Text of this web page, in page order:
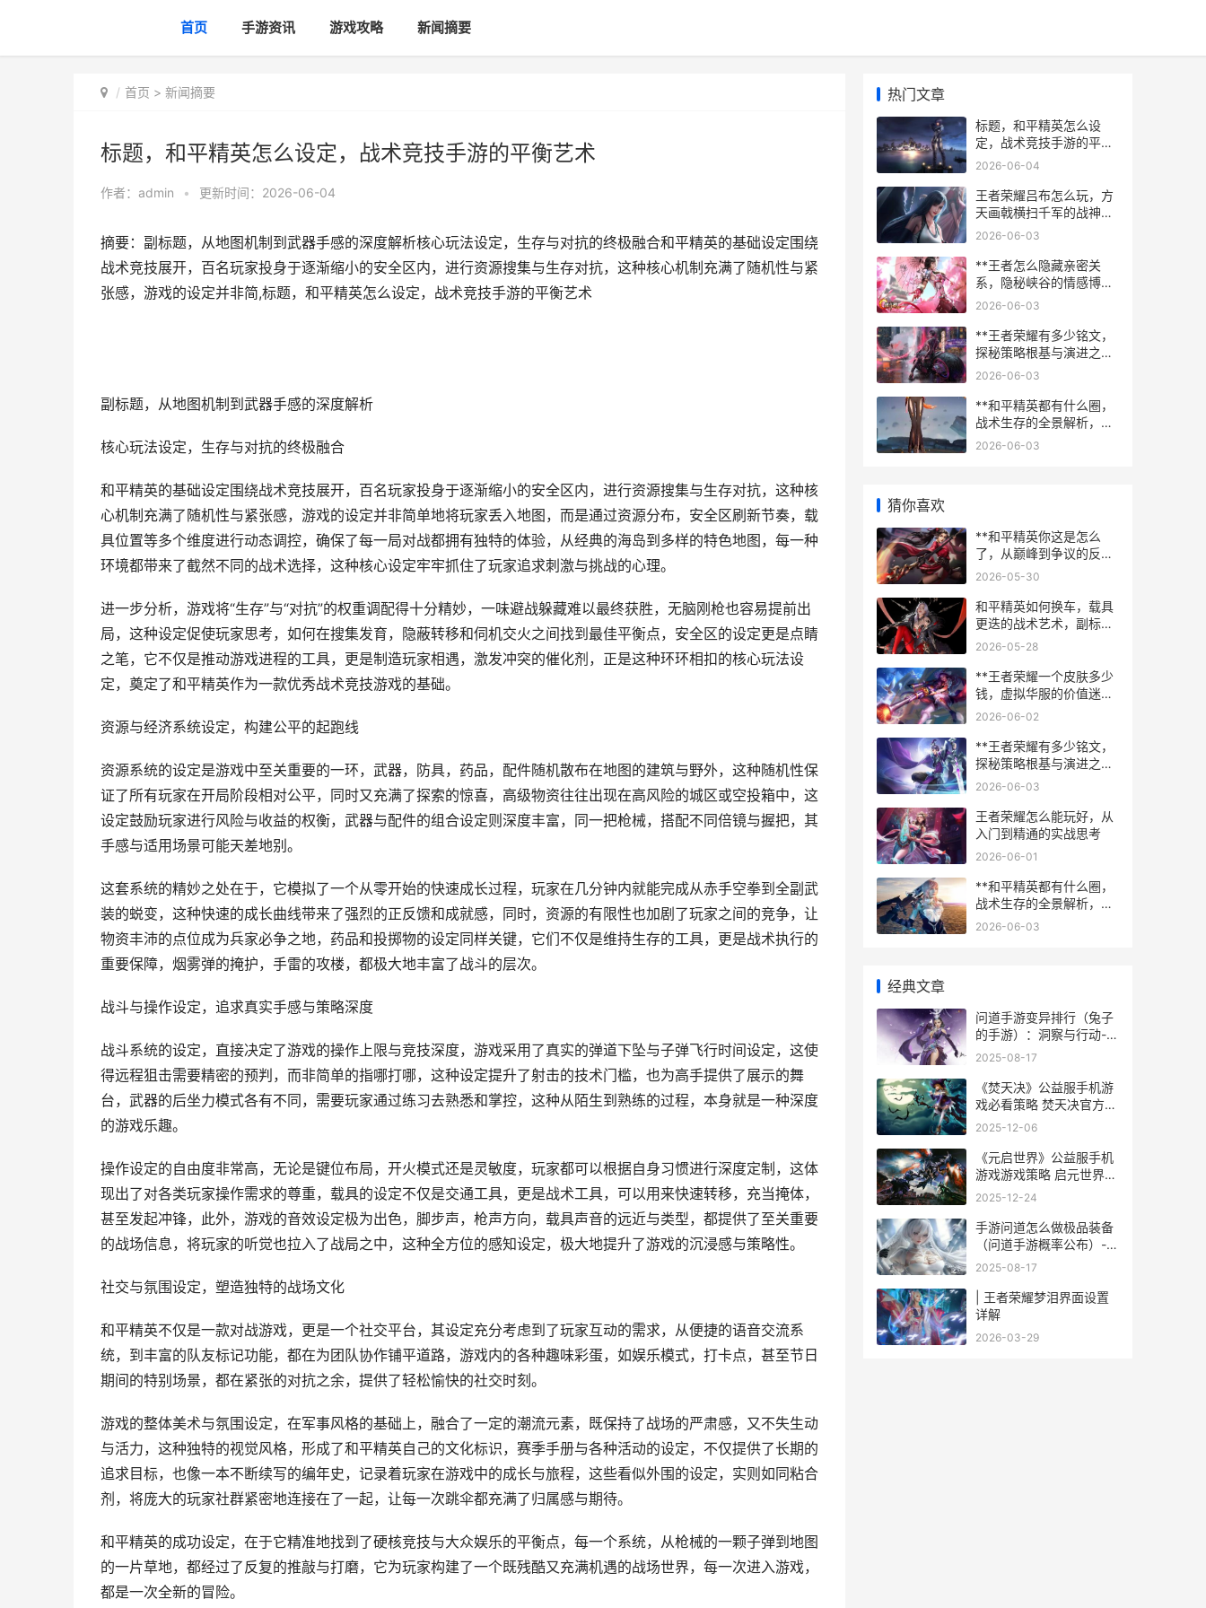
首页 手游资讯 游戏攻略 新闻摘要
首页 > 新闻摘要
标题，和平精英怎么设定，战术竞技手游的平衡艺术
作者： admin • 更新时间：2026-06-04
摘要：副标题，从地图机制到武器手感的深度解析核心玩法设定，生存与对抗的终极融合和平精英的基础设定围绕
战术竞技展开，百名玩家投身于逐渐缩小的安全区内，进行资源搜集与生存对抗，这种核心机制充满了随机性与紧
张感，游戏的设定并非简,标题，和平精英怎么设定，战术竞技手游的平衡艺术
副标题，从地图机制到武器手感的深度解析
核心玩法设定，生存与对抗的终极融合
和平精英的基础设定围绕战术竞技展开，百名玩家投身于逐渐缩小的安全区内，进行资源搜集与生存对抗，这种核
心机制充满了随机性与紧张感，游戏的设定并非简单地将玩家丢入地图，而是通过资源分布，安全区刷新节奏，载
具位置等多个维度进行动态调控，确保了每一局对战都拥有独特的体验，从经典的海岛到多样的特色地图，每一种
环境都带来了截然不同的战术选择，这种核心设定牢牢抓住了玩家追求刺激与挑战的心理。
进一步分析，游戏将“生存”与“对抗”的权重调配得十分精妙，一味避战躲藏难以最终获胜，无脑刚枪也容易提前出
局，这种设定促使玩家思考，如何在搜集发育，隐蔽转移和伺机交火之间找到最佳平衡点，安全区的设定更是点睛
之笔，它不仅是推动游戏进程的工具，更是制造玩家相遇，激发冲突的催化剂，正是这种环环相扣的核心玩法设
定，奠定了和平精英作为一款优秀战术竞技游戏的基础。
资源与经济系统设定，构建公平的起跑线
资源系统的设定是游戏中至关重要的一环，武器，防具，药品，配件随机散布在地图的建筑与野外，这种随机性保
证了所有玩家在开局阶段相对公平，同时又充满了探索的惊喜，高级物资往往出现在高风险的城区或空投箱中，这
设定鼓励玩家进行风险与收益的权衡，武器与配件的组合设定则深度丰富，同一把枪械，搭配不同倍镜与握把，其
手感与适用场景可能天差地别。
这套系统的精妙之处在于，它模拟了一个从零开始的快速成长过程，玩家在几分钟内就能完成从赤手空拳到全副武
装的蜕变，这种快速的成长曲线带来了强烈的正反馈和成就感，同时，资源的有限性也加剧了玩家之间的竞争，让
物资丰沛的点位成为兵家必争之地，药品和投掷物的设定同样关键，它们不仅是维持生存的工具，更是战术执行的
重要保障，烟雾弹的掩护，手雷的攻楼，都极大地丰富了战斗的层次。
战斗与操作设定，追求真实手感与策略深度
战斗系统的设定，直接决定了游戏的操作上限与竞技深度，游戏采用了真实的弹道下坠与子弹飞行时间设定，这使
得远程狙击需要精密的预判，而非简单的指哪打哪，这种设定提升了射击的技术门槛，也为高手提供了展示的舞
台，武器的后坐力模式各有不同，需要玩家通过练习去熟悉和掌控，这种从陌生到熟练的过程，本身就是一种深度
的游戏乐趣。
操作设定的自由度非常高，无论是键位布局，开火模式还是灵敏度，玩家都可以根据自身习惯进行深度定制，这体
现出了对各类玩家操作需求的尊重，载具的设定不仅是交通工具，更是战术工具，可以用来快速转移，充当掩体，
甚至发起冲锋，此外，游戏的音效设定极为出色，脚步声，枪声方向，载具声音的远近与类型，都提供了至关重要
的战场信息，将玩家的听觉也拉入了战局之中，这种全方位的感知设定，极大地提升了游戏的沉浸感与策略性。
社交与氛围设定，塑造独特的战场文化
和平精英不仅是一款对战游戏，更是一个社交平台，其设定充分考虑到了玩家互动的需求，从便捷的语音交流系
统，到丰富的队友标记功能，都在为团队协作铺平道路，游戏内的各种趣味彩蛋，如娱乐模式，打卡点，甚至节日
期间的特别场景，都在紧张的对抗之余，提供了轻松愉快的社交时刻。
游戏的整体美术与氛围设定，在军事风格的基础上，融合了一定的潮流元素，既保持了战场的严肃感，又不失生动
与活力，这种独特的视觉风格，形成了和平精英自己的文化标识，赛季手册与各种活动的设定，不仅提供了长期的
追求目标，也像一本不断续写的编年史，记录着玩家在游戏中的成长与旅程，这些看似外围的设定，实则如同粘合
剂，将庞大的玩家社群紧密地连接在了一起，让每一次跳伞都充满了归属感与期待。
和平精英的成功设定，在于它精准地找到了硬核竞技与大众娱乐的平衡点，每一个系统，从枪械的一颗子弹到地图
的一片草地，都经过了反复的推敲与打磨，它为玩家构建了一个既残酷又充满机遇的战场世界，每一次进入游戏，
都是一次全新的冒险。
热门文章
标题，和平精英怎么设
定，战术竞技手游的平衡
艺术
2026-06-04
王者荣耀吕布怎么玩，方
天画戟横扫千军的战神攻
略
2026-06-03
**王者怎么隐藏亲密关
系，隐秘峡谷的情感博弈
**
2026-06-03
**王者荣耀有多少铭文，
探秘策略根基与演进之路
**
2026-06-03
**和平精英都有什么圈，
战术生存的全景解析，
（副标题）从毒圈到心理
2026-06-03
猜你喜欢
**和平精英你这是怎么
了，从巅峰到争议的反思
之路**
2026-05-30
和平精英如何换车，载具
更迭的战术艺术，副标
题，高手进阶的机动密码
2026-05-28
**王者荣耀一个皮肤多少
钱，虚拟华服的价值迷
思，副标题，价格标签背
**
2026-06-02
**王者荣耀有多少铭文，
探秘策略根基与演进之路
**
2026-06-03
王者荣耀怎么能玩好，从
入门到精通的实战思考
2026-06-01
**和平精英都有什么圈，
战术生存的全景解析，
（副标题）从毒圈到心理
2026-06-03
经典文章
问道手游变异排行（兔子
的手游）：洞察与行动-天
宏手游网
2025-08-17
《焚天决》公益服手机游
戏必看策略 焚天决官方网
站
2025-12-06
《元启世界》公益服手机
游戏游戏策略 启元世界官
网
2025-12-24
手游问道怎么做极品装备
（问道手游概率公布）-天
宏手游网
2025-08-17
| 王者荣耀梦泪界面设置
详解
2026-03-29